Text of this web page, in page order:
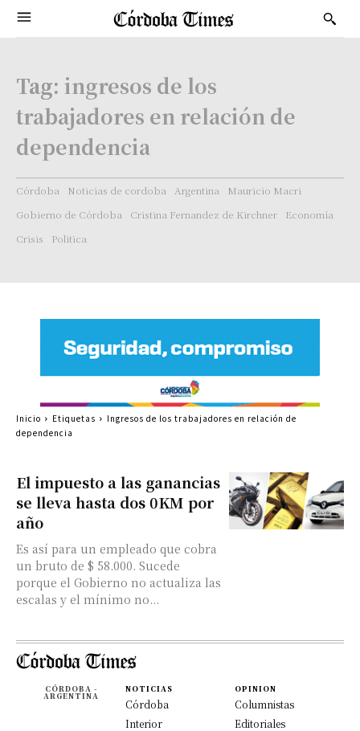
Tag: ingresos de los
trabajadores en relación de
dependencia
Córdoba Noticias de cordoba Argentina
Mauricio Macri
Gobierno de Córdoba
Cristina Fernandez de Kirchner
Economía
Crisis
Politica
El impuesto a las ganancias
se lleva hasta dos 0KM por
año
Es así para un empleado que cobra
un bruto de $ 58.000. Sucede
porque el Gobierno no actualiza las
escalas y el mínimo no...
Inicio Etiquetas
Ingresos de los trabajadores en relación de
dependencia
CÓRDOBA -
ARGENTINA
NOTICIAS
Córdoba
Interior
OPINION
Columnistas
Editoriales